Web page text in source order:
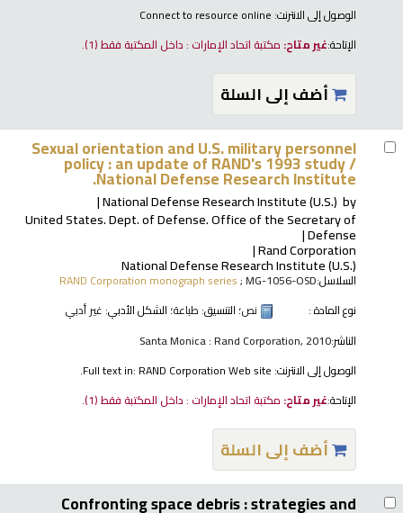
الوصول إلى الانترنت: Connect to resource online
الإتاحة:غير متاح: مكتبة اتحاد الإمارات : داخل المكتبة فقط(1).
أضف إلى السلة
Sexual orientation and U.S. military personnel
policy : an update of RAND's 1993 study /
National Defense Research Institute.
by
National Defense Research Institute (U.S.)
United States. Dept. of Defense. Office of the Secretary of
Defense
Rand Corporation
National Defense Research Institute (U.S.)
السلاسل: RAND Corporation monograph series; MG-1056-OSD
نوع المادة :
نص؛ التنسيق: طباعة؛ الشكل الأدبي: غير أدبي
الناشر:Santa Monica : Rand Corporation, 2010
الوصول إلى الانترنت: Full text in: RAND Corporation Web site.
الإتاحة:غير متاح: مكتبة اتحاد الإمارات : داخل المكتبة فقط(1).
أضف إلى السلة
Confronting space debris : strategies and